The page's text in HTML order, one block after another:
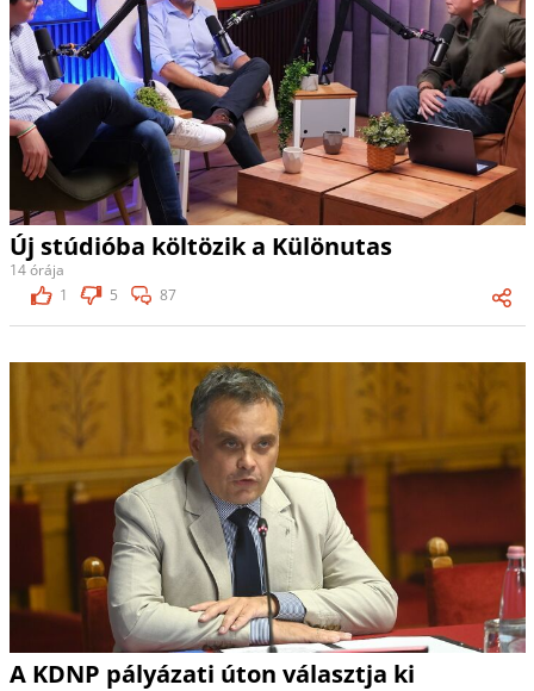
Új stúdióba költözik a Különutas
14 órája
1
5 87
A KDNP pályázati úton választja ki